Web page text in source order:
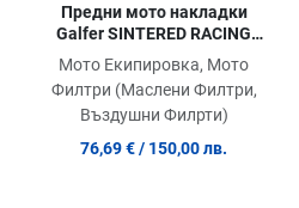
Предни мото накладки
Galfer SINTERED RACING
COMPOUND FD331G1375R
Мото Екипировка, Мото
Филтри (Маслени Филтри,
Въздушни Филрти)
76,69 €/ 150,00 лв.